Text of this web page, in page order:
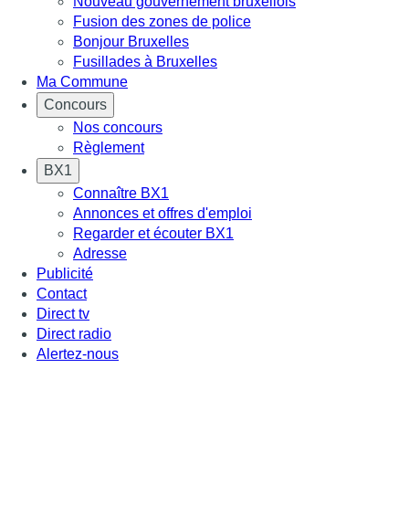
Fusion des zones de police
Bonjour Bruxelles
Fusillades à Bruxelles
Ma Commune
Concours
Nos concours
Règlement
BX1
Connaître BX1
Annonces et offres d'emploi
Regarder et écouter BX1
Adresse
Publicité
Contact
Direct tv
Direct radio
Alertez-nous